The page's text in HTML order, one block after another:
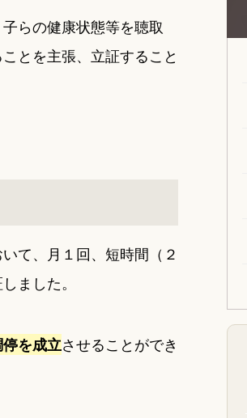
らの健康状態等を聴取
とを主張、立証すること
て、月１回、短時間（２
ました。
を成立させることができ